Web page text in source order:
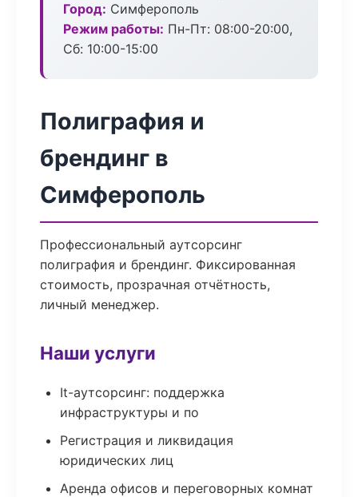
Город: Симферополь
Режим работы: Пн-Пт: 08:00-20:00,
Сб: 10:00-15:00
Полиграфия и
брендинг в
Симферополь
Профессиональный аутсорсинг
полиграфия и брендинг. Фиксированная
стоимость, прозрачная отчётность,
личный менеджер.
Наши услуги
It-аутсорсинг: поддержка
инфраструктуры и по
Регистрация и ликвидация
юридических лиц
Аренда офисов и переговорных комнат